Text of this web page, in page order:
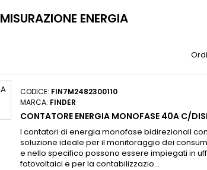
MISURAZIONE ENERGIA
CODICE: FIN7M2482300110
MARCA: FINDER
CONTATORE ENERGIA MONOFASE 40A C/
I contatori di energia monofase bidirezionalI
soluzione ideale per il monitoraggio dei
e nello specifico possono essere impiegati in
fotovoltaici e per la contabilizzazio...